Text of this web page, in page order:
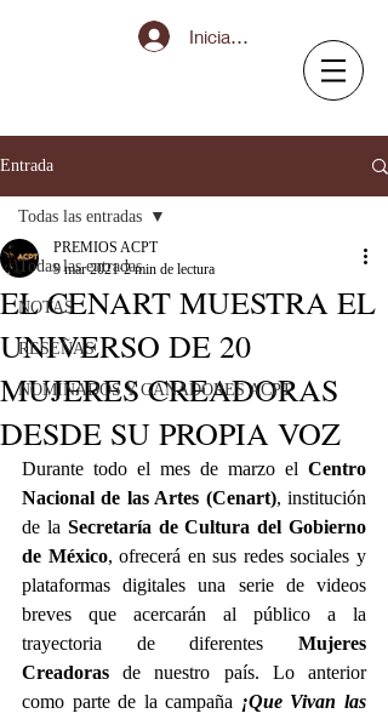
Iniciar sesión
Entrada
Todas las entradas
NOTAS
RESEÑAS
NOMINADOS Y GANADORES ACPT
Todas las entradas
EL CENART MUESTRA EL
UNIVERSO DE 20
MUJERES CREADORAS
DESDE SU PROPIA VOZ
PREMIOS ACPT
9 mar 2021 2 min de lectura
Durante todo el mes de marzo el Centro
Nacional de las Artes (Cenart), institución
de la Secretaría de Cultura del Gobierno
de México, ofrecerá en sus redes sociales y
plataformas digitales una serie de videos
breves que acercarán al público a la
trayectoria de diferentes Mujeres
Creadoras de nuestro país. Lo anterior
como parte de la campaña ¡Que Vivan las